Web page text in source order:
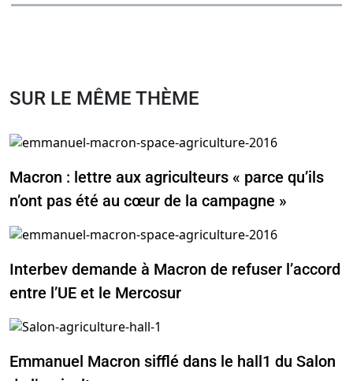
SUR LE MÊME THÈME
Macron : lettre aux agriculteurs « parce qu’ils
n’ont pas été au cœur de la campagne »
Interbev demande à Macron de refuser l’accord
entre l’UE et le Mercosur
Emmanuel Macron sifflé dans le hall1 du Salon